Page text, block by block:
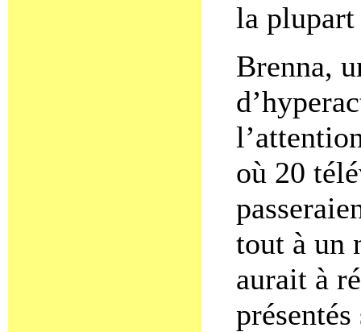
la plupart
Brenna,
où 20
tout à un
aurait à